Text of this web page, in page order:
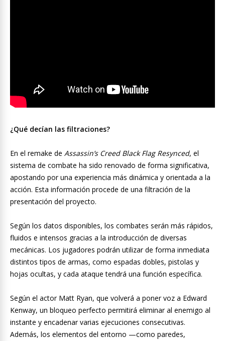
¿Qué decían las filtraciones?
En el remake de Assassin’s Creed Black Flag Resynced, el
sistema de combate ha sido renovado de forma significativa,
apostando por una experiencia más dinámica y orientada a la
acción. Esta información procede de una filtración de la
presentación del proyecto.
Según los datos disponibles, los combates serán más rápidos,
fluidos e intensos gracias a la introducción de diversas
mecánicas. Los jugadores podrán utilizar de forma inmediata
distintos tipos de armas, como espadas dobles, pistolas y
hojas ocultas, y cada ataque tendrá una función específica.
Según el actor Matt Ryan, que volverá a poner voz a Edward
Kenway, un bloqueo perfecto permitirá eliminar al enemigo al
instante y encadenar varias ejecuciones consecutivas.
Además, los elementos del entorno —como paredes,